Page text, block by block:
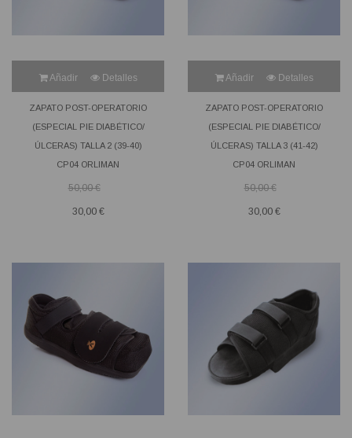
ZAPATO POST-OPERATORIO
(ESPECIAL PIE DIABÉTICO/
ÚLCERAS) TALLA 2 (39-40)
CP04 ORLIMAN
50,00 €
30,00 €
Añadir Detalles
ZAPATO POST-OPERATORIO
(ESPECIAL PIE DIABÉTICO/
ÚLCERAS) TALLA 3 (41-42)
CP04 ORLIMAN
50,00 €
30,00 €
Añadir Detalles